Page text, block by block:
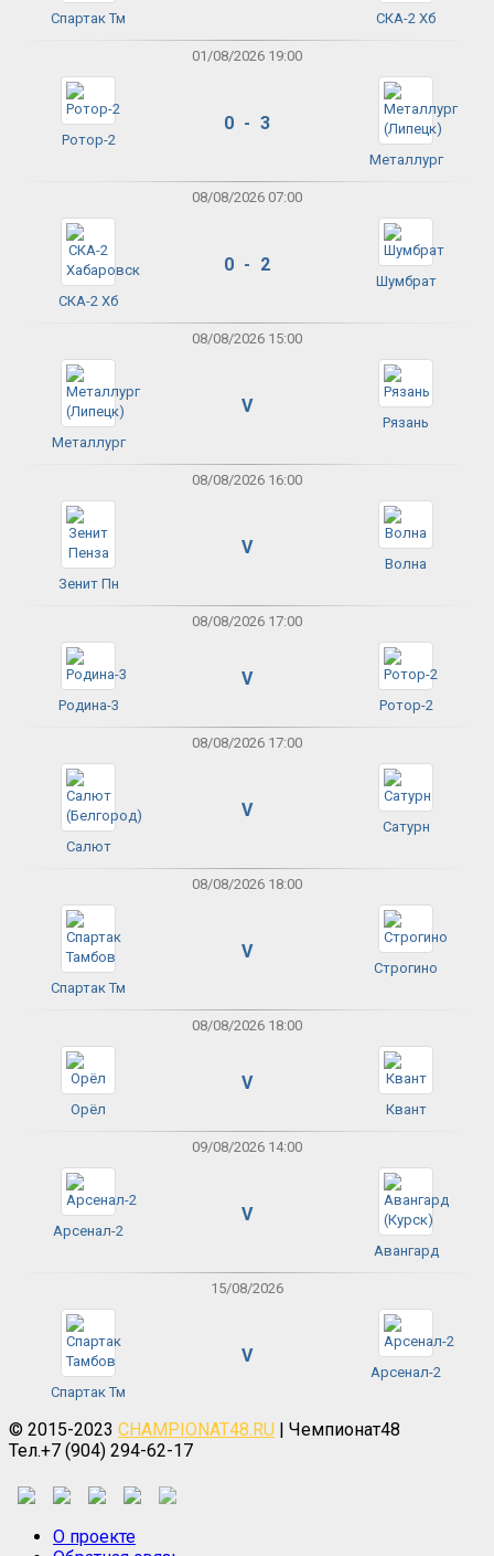
Спартак Тм СКА-2 Хб
01/08/2026 19:00
Ротор-2
0 - 3
Металлург
08/08/2026 07:00
СКА-2 Хб
0 - 2
Шумбрат
08/08/2026 15:00
Металлург
V
Рязань
08/08/2026 16:00
Зенит Пн
V
Волна
08/08/2026 17:00
Родина-3
V
Ротор-2
08/08/2026 17:00
Салют
V
Сатурн
08/08/2026 18:00
Спартак Тм
V
Строгино
08/08/2026 18:00
Орёл
V
Квант
09/08/2026 14:00
Арсенал-2
V
Авангард
15/08/2026
Спартак Тм
V
Арсенал-2
© 2015-2023 CHAMPIONAT48.RU | Чемпионат48
Тел.+7 (904) 294-62-17
О проекте